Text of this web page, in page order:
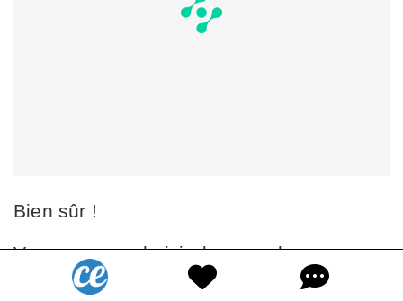
Bien sûr !
Vous pouvez choisir de congeler vos
haricots verts crus ou cuits (c'est-à-dire